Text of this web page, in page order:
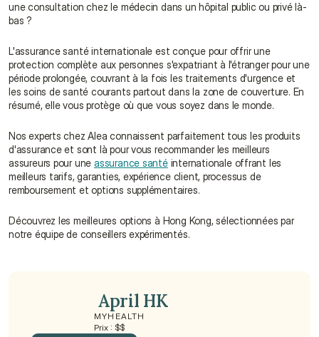
une consultation chez le médecin dans un hôpital public ou privé là-
bas ?
L'assurance santé internationale est conçue pour offrir une
protection complète aux personnes s'expatriant à l'étranger pour une
période prolongée, couvrant à la fois les traitements d'urgence et
les soins de santé courants partout dans la zone de couverture. En
résumé, elle vous protège où que vous soyez dans le monde.
Nos experts chez Alea connaissent parfaitement tous les produits
d'assurance et sont là pour vous recommander les meilleurs
assureurs pour une assurance santé internationale offrant les
meilleurs tarifs, garanties, expérience client, processus de
remboursement et options supplémentaires.
Découvrez les meilleures options à Hong Kong, sélectionnées par
notre équipe de conseillers expérimentés.
April HK
MYHEALTH
Prix : $$